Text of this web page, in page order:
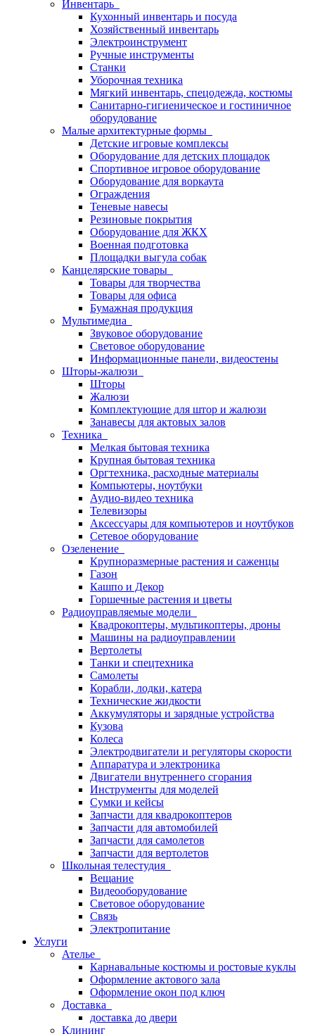
Инвентарь
Кухонный инвентарь и посуда
Хозяйственный инвентарь
Электроинструмент
Ручные инструменты
Станки
Уборочная техника
Мягкий инвентарь, спецодежда, костюмы
Санитарно-гигиеническое и гостиничное
оборудование
Малые архитектурные формы
Детские игровые комплексы
Оборудование для детских площадок
Спортивное игровое оборудование
Оборудование для воркаута
Ограждения
Теневые навесы
Резиновые покрытия
Оборудование для ЖКХ
Военная подготовка
Площадки выгула собак
Канцелярские товары
Товары для творчества
Товары для офиса
Бумажная продукция
Мультимедиа
Звуковое оборудование
Световое оборудование
Информационные панели, видеостены
Шторы-жалюзи
Шторы
Жалюзи
Комплектующие для штор и жалюзи
Занавесы для актовых залов
Техника
Мелкая бытовая техника
Крупная бытовая техника
Оргтехника, расходные материалы
Компьютеры, ноутбуки
Аудио-видео техника
Телевизоры
Аксессуары для компьютеров и ноутбуков
Сетевое оборудование
Озеленение
Крупноразмерные растения и саженцы
Газон
Кашпо и Декор
Горшечные растения и цветы
Радиоуправляемые модели
Квадрокоптеры, мультикоптеры, дроны
Машины на радиоуправлении
Вертолеты
Танки и спецтехника
Самолеты
Корабли, лодки, катера
Технические жидкости
Аккумуляторы и зарядные устройства
Кузова
Колеса
Электродвигатели и регуляторы скорости
Аппаратура и электроника
Двигатели внутреннего сгорания
Инструменты для моделей
Сумки и кейсы
Запчасти для квадрокоптеров
Запчасти для автомобилей
Запчасти для самолетов
Запчасти для вертолетов
Школьная телестудия
Вещание
Видеооборудование
Световое оборудование
Связь
Электропитание
Услуги
Ателье
Карнавальные костюмы и ростовые куклы
Оформление актового зала
Оформление окон под ключ
Доставка
доставка до двери
Клининг